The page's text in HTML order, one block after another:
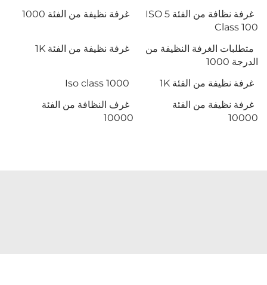
غرفة نظافة من الفئة ISO 5
Class 100
غرفة نظيفة من الفئة 1000
متطلبات الغرفة النظيفة من
الدرجة 1000
غرفة نظيفة من الفئة 1K
غرفة نظيفة من الفئة 1K
Iso class 1000
غرفة نظيفة من الفئة
10000
غرف النظافة من الفئة
10000